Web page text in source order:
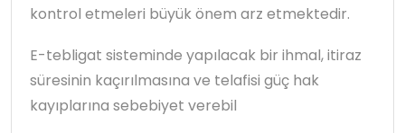
kontrol etmeleri büyük önem arz etmektedir.
E-tebligat sisteminde yapılacak bir ihmal, itiraz
süresinin kaçırılmasına ve telafisi güç hak
kayıplarına sebebiyet verebil